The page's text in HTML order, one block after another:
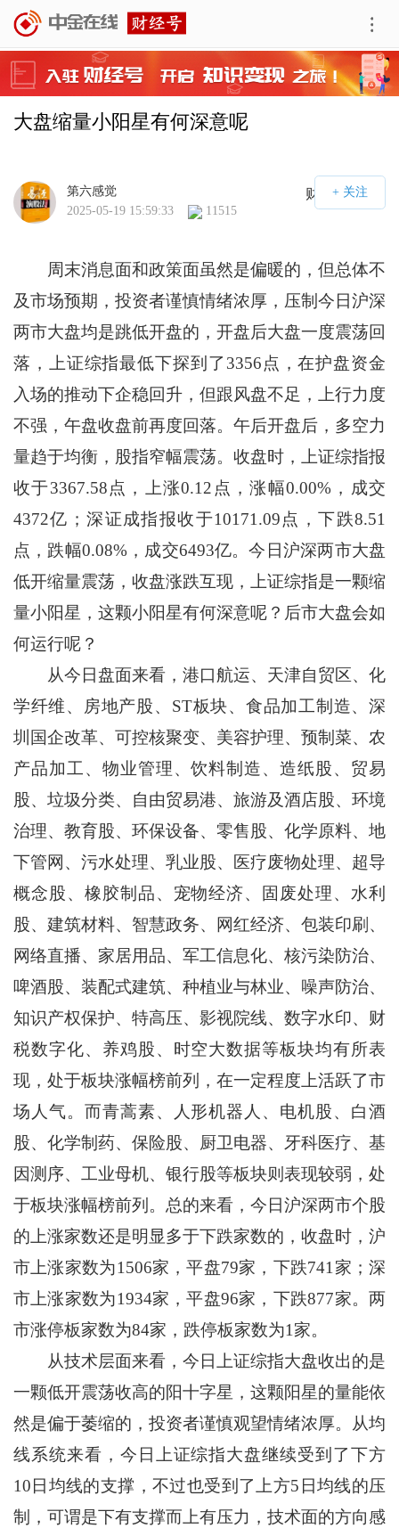
大盘缩量小阳星有何深意呢
财经号APP
第六感觉
2025-05-19 15:59:33
11515
周末消息面和政策面虽然是偏暖的，但总体不
及市场预期，投资者谨慎情绪浓厚，压制今日沪深
两市大盘均是跳低开盘的，开盘后大盘一度震荡回
落，上证综指最低下探到了3356点，在护盘资金
入场的推动下企稳回升，但跟风盘不足，上行力度
不强，午盘收盘前再度回落。午后开盘后，多空力
量趋于均衡，股指窄幅震荡。收盘时，上证综指报
收于3367.58点，上涨0.12点，涨幅0.00%，成交
4372亿；深证成指报收于10171.09点，下跌8.51
点，跌幅0.08%，成交6493亿。今日沪深两市大盘
低开缩量震荡，收盘涨跌互现，上证综指是一颗缩
量小阳星，这颗小阳星有何深意呢？后市大盘会如
何运行呢？
从今日盘面来看，港口航运、天津自贸区、化
学纤维、房地产股、ST板块、食品加工制造、深
圳国企改革、可控核聚变、美容护理、预制菜、农
产品加工、物业管理、饮料制造、造纸股、贸易
股、垃圾分类、自由贸易港、旅游及酒店股、环境
治理、教育股、环保设备、零售股、化学原料、地
下管网、污水处理、乳业股、医疗废物处理、超导
概念股、橡胶制品、宠物经济、固废处理、水利
股、建筑材料、智慧政务、网红经济、包装印刷、
网络直播、家居用品、军工信息化、核污染防治、
啤酒股、装配式建筑、种植业与林业、噪声防治、
知识产权保护、特高压、影视院线、数字水印、财
税数字化、养鸡股、时空大数据等板块均有所表
现，处于板块涨幅榜前列，在一定程度上活跃了市
场人气。而青蒿素、人形机器人、电机股、白酒
股、化学制药、保险股、厨卫电器、牙科医疗、基
因测序、工业母机、银行股等板块则表现较弱，处
于板块涨幅榜前列。总的来看，今日沪深两市个股
的上涨家数还是明显多于下跌家数的，收盘时，沪
市上涨家数为1506家，平盘79家，下跌741家；深
市上涨家数为1934家，平盘96家，下跌877家。两
市涨停板家数为84家，跌停板家数为1家。
从技术层面来看，今日上证综指大盘收出的是
一颗低开震荡收高的阳十字星，这颗阳星的量能依
然是偏于萎缩的，投资者谨慎观望情绪浓厚。从均
线系统来看，今日上证综指大盘继续受到了下方
10日均线的支撑，不过也受到了上方5日均线的压
制，可谓是下有支撑而上有压力，技术面的方向感